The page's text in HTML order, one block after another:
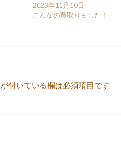
2023年11月10日
こんなの買取りました！
が付いている欄は必須項目です